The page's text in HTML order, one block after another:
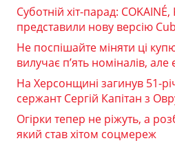
Суботній хіт-парад:
представили нову версію
Не поспішайте міняти ці
вилучає п’ять номіналів,
На Херсонщині загинув 51-
сержант Сергій Капітан з
Огірки тепер не ріжуть, а
який став хітом соцмереж